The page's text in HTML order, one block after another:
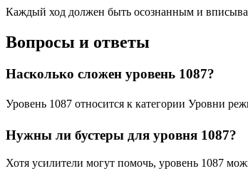
Каждый ход должен быть осознанным и
Вопросы и ответы
Насколько сложен уровень 1087?
Уровень 1087 относится к категории Уровни
Нужны ли бустеры для уровня 1087?
Хотя усилители могут помочь, уровень 1087